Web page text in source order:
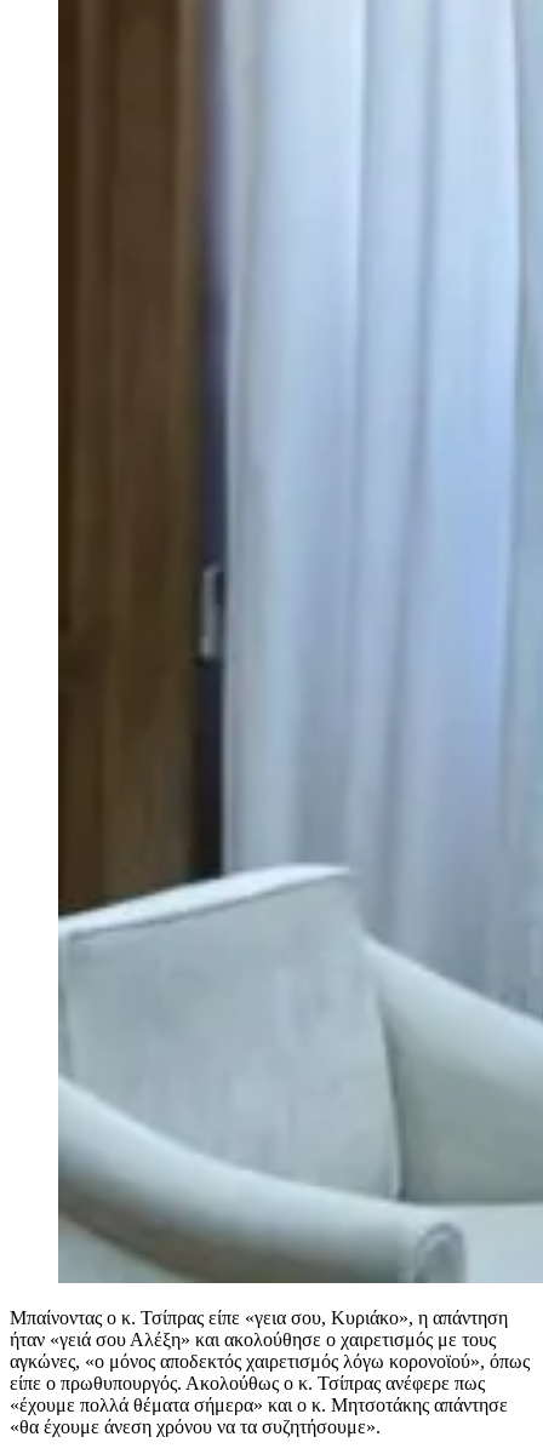
Μπαίνοντας ο κ. Τσίπρας είπε «γεια σου, Κυριάκο», η απάντηση
ήταν «γειά σου Αλέξη» και ακολούθησε ο χαιρετισμός με τους
αγκώνες, «ο μόνος αποδεκτός χαιρετισμός λόγω κορονοϊού», όπως
είπε ο πρωθυπουργός. Ακολούθως ο κ. Τσίπρας ανέφερε πως
«έχουμε πολλά θέματα σήμερα» και ο κ. Μητσοτάκης απάντησε
«θα έχουμε άνεση χρόνου να τα συζητήσουμε».